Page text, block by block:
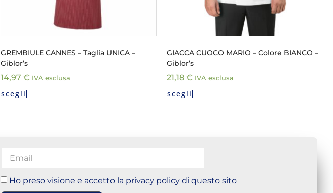
GREMBIULE CANNES – Taglia UNICA –
Giblor’s
14,97 € IVA esclusa
scegli
GIACCA CUOCO MARIO – Colore BIANCO –
Giblor’s
21,18 € IVA esclusa
scegli
Ho preso visione e accetto la privacy policy di questo sito